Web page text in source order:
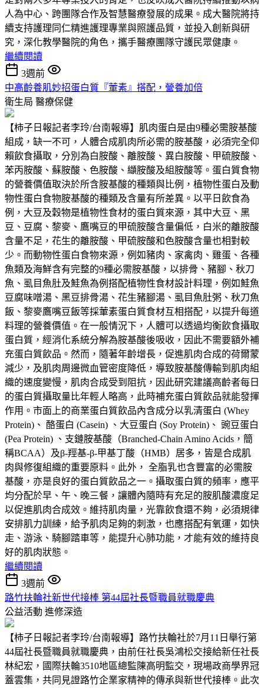
人為中心、跨團隊合作及智慧醫療發展的成果。成大醫院將持
續支持護理同仁精進護理專業與照護品質，並投入創新與研
究，深化教學醫院的角色，攜手醫療團隊守護民眾健康。
繼續閱讀
3週前
中高齡養肌妙招蛋白質『葷素』搭配，營養加倍
衛生局 醫療保健
【柿子日報記者李玲/台南報導】肌肉蛋白是由9種必需胺基酸
組成，缺一不可，人體合成肌肉所必需的胺基酸，必須完全仰
賴飲食攝取，分別為白胺酸、離胺酸、異白胺酸、甲硫胺酸、
苯丙胺酸、蘇胺酸、色胺酸、纈胺酸及組胺酸等。蛋白質食物
的營養價值取決於所含胺基酸的種類與比例，植物性蛋白及動
物性蛋白食物胺基酸的種類及含量有所差異。以平日飲食為
例，大豆及穀物是植物性食材的蛋白質來源，其中大豆、黑
豆、豆腐、黎麥、鷹嘴豆的甲硫胺酸含量偏低，白米的離胺酸
含量不足，花生的離胺酸、甲硫胺酸和色胺酸含量也相對較
少。而動物性蛋白食物來源，例如豬肉、家禽肉、雞蛋、各種
魚類及海鮮含有完整的9種必需胺基酸，以排骨、豬腳、秋刀
魚、虱目魚肚及鮭魚為例搭配植物性食材設計料理，例如鮭魚
豆腐味噌湯、黑豆排骨湯、花生豬腳湯、虱目魚肚粥、秋刀魚
飯、黎麥鷹嘴豆飯等採葷素蛋白質食材互相搭配，以提升每道
料理的營養價值。在一般情況下，人體可以透過均衡飲食攝取
蛋白質，經消化系統分解為胺基酸後吸收，因此不需要額外補
充蛋白質飲品。然而，隨著年齡增長，促進肌肉合成的荷爾蒙
減少，及肌肉周邊微血管密度降低，導致胺基酸傳輸到肌肉組
織的速度變慢，肌肉合成受到阻抗，因此研究建議高齡者每日
的蛋白質攝取量比年輕人略高，此時補充蛋白質飲品就能發揮
作用。市面上的商業蛋白質飲品內含成分以乳清蛋白 (Whey
Protein)、 酪蛋白 (Casein) 、大豆蛋白 (Soy Protein)、 豌豆蛋白
(Pea Protein) 、支鏈胺基酸（Branched-Chain Amino Acids，簡
稱BCAA）及β-羥基-β-甲基丁酸（HMB）居多，皆是合成肌
肉與修復組織的重要原料。此外， 全脂乳也含豐富的必需胺
基酸，亦是良好的蛋白質飲品之一。攝取蛋白質的頻率，應平
均分配於早、午、晚三餐，讓體內隨時有充足的胺肌酸濃度足
以促進肌肉合成效。維持肌肉量，光靠飲食還不夠，必須規律
安排肌力訓練，給予肌肉足夠的刺激，也應搭配有氧運，如快
走、游泳、騎腳踏車等，能提升心肺功能，才能有效的維持良
好的肌肉狀態。
繼續閱讀
3週前
路竹扶輪社新世代接棒 第44屆社長暨職員就職慶典
公益活動 進修深造
【柿子日報記者李玲/台南報導】路竹扶輪社於7月11日舉行第
44屆社長暨職員就職慶典，由前任社長吳鴻松交接給新任社長
林紀宏，國際扶輪3510地區總監陳高明監交，現場政商學界冠
蓋雲集，共同見證路竹企業家精神的傳承與新世代接棒。此次